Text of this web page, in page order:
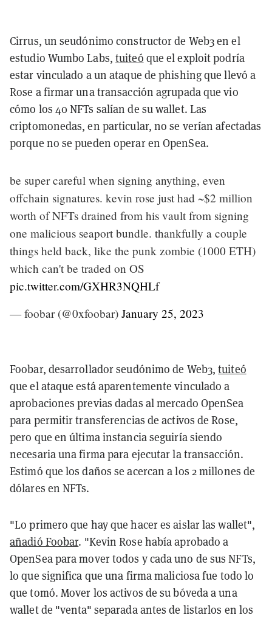
Cirrus, un seudónimo constructor de Web3 en el
estudio Wumbo Labs,tuiteó que el exploit podría
estar vinculado a un ataque de phishing que llevó a
Rose a firmar una transacción agrupada que vio
cómo los 40 NFTs salían de su wallet. Las
criptomonedas, en particular, no se verían afectadas
porque no se pueden operar en OpenSea.
be super careful when signing anything, even
offchain signatures. kevin rose just had ~$2 million
worth of NFTs drained from his vault from signing
one malicious seaport bundle. thankfully a couple
things held back, like the punk zombie (1000 ETH)
which can't be traded on OS
pic.twitter.com/GXHR3NQHLf
— foobar (@0xfoobar) January 25, 2023
Foobar, desarrollador seudónimo de Web3,tuiteó
que el ataque está aparentemente vinculado a
aprobaciones previas dadas al mercado OpenSea
para permitir transferencias de activos de Rose,
pero que en última instancia seguiría siendo
necesaria una firma para ejecutar la transacción.
Estimó que los daños se acercan a los 2 millones de
dólares en NFTs.
"Lo primero que hay que hacer es aislar las wallet",
añadió Foobar. "Kevin Rose había aprobado a
OpenSea para mover todos y cada uno de sus NFTs,
lo que significa que una firma maliciosa fue todo lo
que tomó. Mover los activos de su bóveda a una
wallet de "venta" separada antes de listarlos en los